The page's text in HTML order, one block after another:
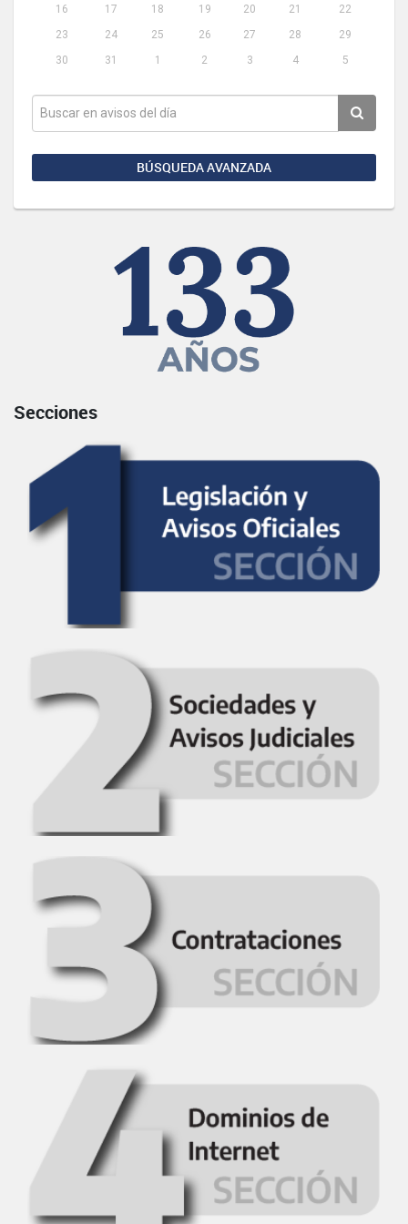
16
17 18 19 20 21
22
23
24 25 26 27 28
29
30
31 1 2 3 4 5
BÚSQUEDA AVANZADA
Secciones